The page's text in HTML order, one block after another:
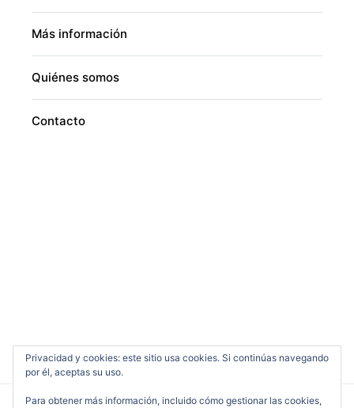
Más información
Quiénes somos
Contacto
Privacidad y cookies: este sitio usa cookies. Si continúas navegando
por él, aceptas su uso.
Para obtener más información, incluido cómo gestionar las cookies,